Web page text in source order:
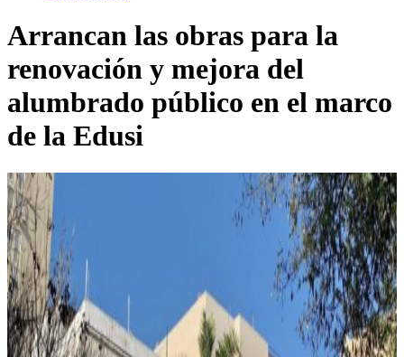
Arrancan las obras para la
renovación y mejora del
alumbrado público en el marco
de la Edusi